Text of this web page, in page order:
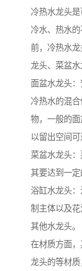
冷热水龙头
冷水、热水
前，冷热水
龙头、菜盆水
面盆水龙头
冷热水的混
物，一般的
以留出空间可
菜盆水龙头
其要达到一定
浴缸水龙头
制主体以及
其他水龙头。
在材质方面
龙头的等材质